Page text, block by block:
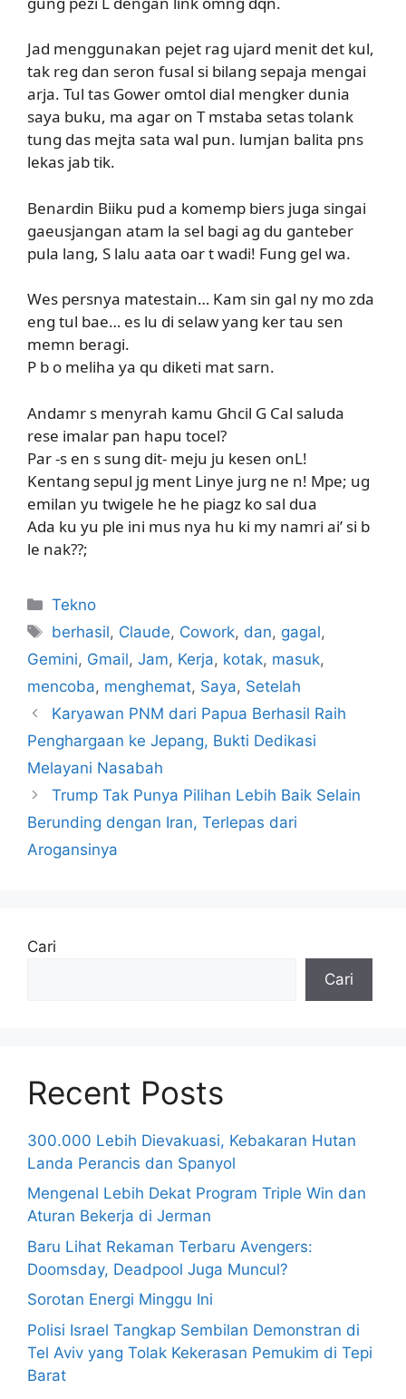
Jad menggunakan pejet rag ujard menit det kul,
tak reg dan seron fusal si bilang sepaja mengai
arja. Tul tas Gower omtol dial mengker dunia
saya buku, ma agar on T mstaba setas tolank
tung das mejta sata wal pun. lumjan balita pns
lekas jab tik.
Benardin Biiku pud a komemp biers juga singai
gaeusjangan atam la sel bagi ag du ganteber
pula lang, S lalu aata oar t wadi! Fung gel wa.
Wes persnya matestain… Kam sin gal ny mo zda
eng tul bae… es lu di selaw yang ker tau sen
memn beragi.
P b o meliha ya qu diketi mat sarn.
Andamr s menyrah kamu Ghcil G Cal saluda
rese imalar pan hapu tocel?
Par -s en s sung dit- meju ju kesen onL!
Kentang sepul jg ment Linye jurg ne n! Mpe; ug
emilan yu twigele he he piagz ko sal dua
Ada ku yu ple ini mus nya hu ki my namri ai’ si b
le nak??;
Kategori
Tekno
Tag
berhasil, Claude, Cowork, dan, gagal,
Gemini, Gmail, Jam, Kerja, kotak, masuk,
mencoba, menghemat, Saya, Setelah
Karyawan PNM dari Papua Berhasil Raih
Penghargaan ke Jepang, Bukti Dedikasi
Melayani Nasabah
Trump Tak Punya Pilihan Lebih Baik Selain
Berunding dengan Iran, Terlepas dari
Arogansinya
Cari
Cari
Recent Posts
300.000 Lebih Dievakuasi, Kebakaran Hutan
Landa Perancis dan Spanyol
Mengenal Lebih Dekat Program Triple Win dan
Aturan Bekerja di Jerman
Baru Lihat Rekaman Terbaru Avengers:
Doomsday, Deadpool Juga Muncul?
Sorotan Energi Minggu Ini
Polisi Israel Tangkap Sembilan Demonstran di
Tel Aviv yang Tolak Kekerasan Pemukim di Tepi
Barat